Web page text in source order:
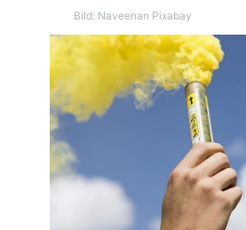
Bild: Naveenan Pixabay